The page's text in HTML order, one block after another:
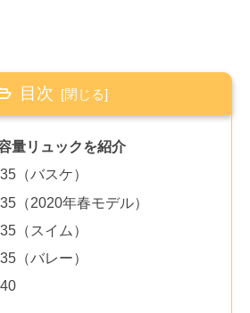
目次
量リュックを紹介
（バスケ）
（2020年春モデル）
（スイム）
（バレー）